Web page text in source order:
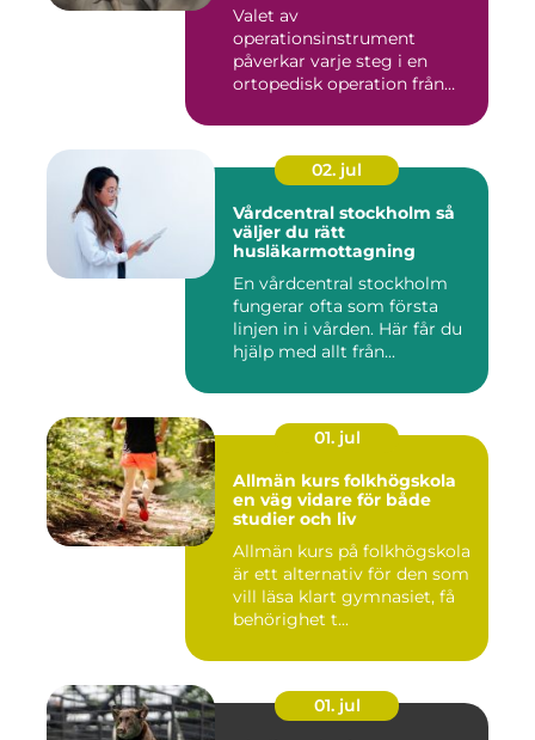
Valet av
operationsinstrument
påverkar varje steg i en
ortopedisk operation från
02. jul
Vårdcentral stockholm så
väljer du rätt
husläkarmottagning
En vårdcentral stockholm
fungerar ofta som första
linjen in i vården. Här får du
hjälp med allt från...
01. jul
Allmän kurs folkhögskola
en väg vidare för både
studier och liv
Allmän kurs på folkhögskola
är ett alternativ för den som
vill läsa klart gymnasiet, få
behörighet t...
01. jul